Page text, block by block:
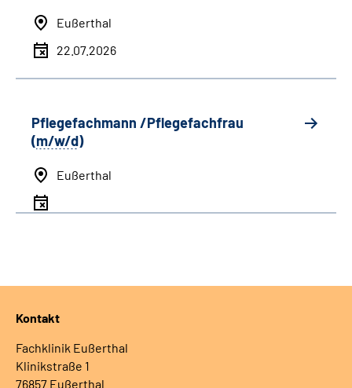
Eußerthal
22.07.2026
Pflegefachmann /Pflegefachfrau
(m/w/d)
Eußerthal
Kontakt
Fachklinik Eußerthal
Klinikstraße 1
76857 Eußerthal